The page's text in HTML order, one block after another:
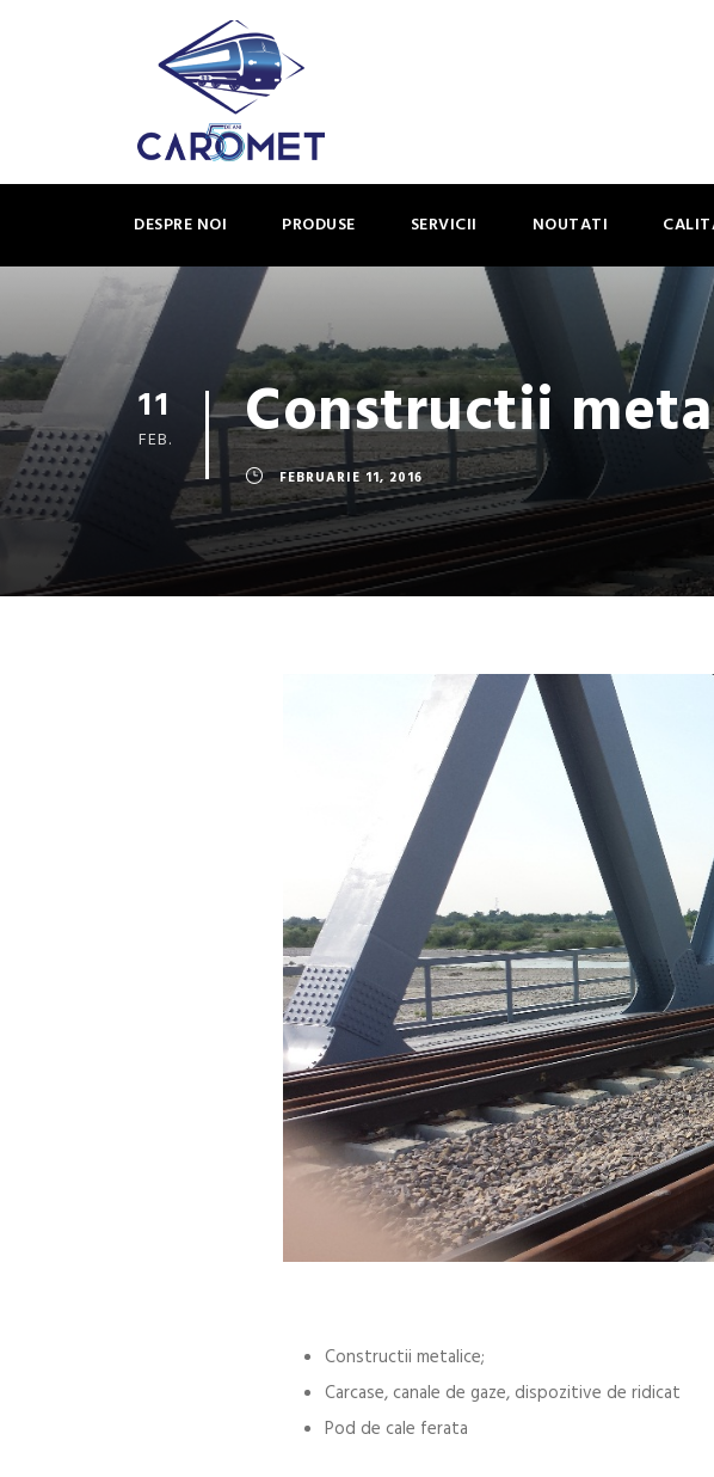
DESPRE NOI PRODUSE SERVICII NOUTATI
11
FEB. Constructii
FEBRUARIE 11, 2016
Constructii metalice;
Carcase, canale de gaze, dispozitive de ridicat
Pod de cale ferata